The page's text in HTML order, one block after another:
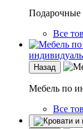
Подарочные
Все
Назад
Мебель по
Все